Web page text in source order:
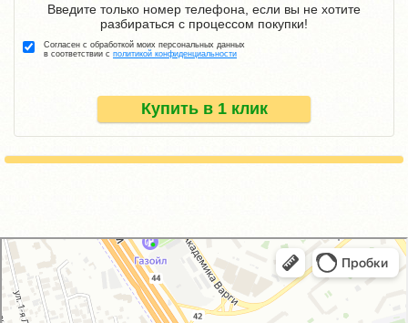
Купить в 1 клик
Введите только номер телефона, если вы не хотите
разбираться с процессом покупки!
Согласен с обработкой моих персональных данных
в соответствии с политикой конфиденциальности
GM-City&VAG-Repair
Автосервис, автотехцентр в Москве
Магазин автозапчастей и автотоваров в Москве